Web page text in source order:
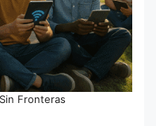
Fronteras